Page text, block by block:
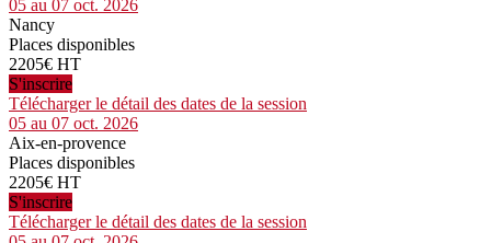
05 au 07 oct. 2026
Nancy
Places disponibles
2205€ HT
S'inscrire
Télécharger le détail des dates de la session
05 au 07 oct. 2026
Aix-en-provence
Places disponibles
2205€ HT
S'inscrire
Télécharger le détail des dates de la session